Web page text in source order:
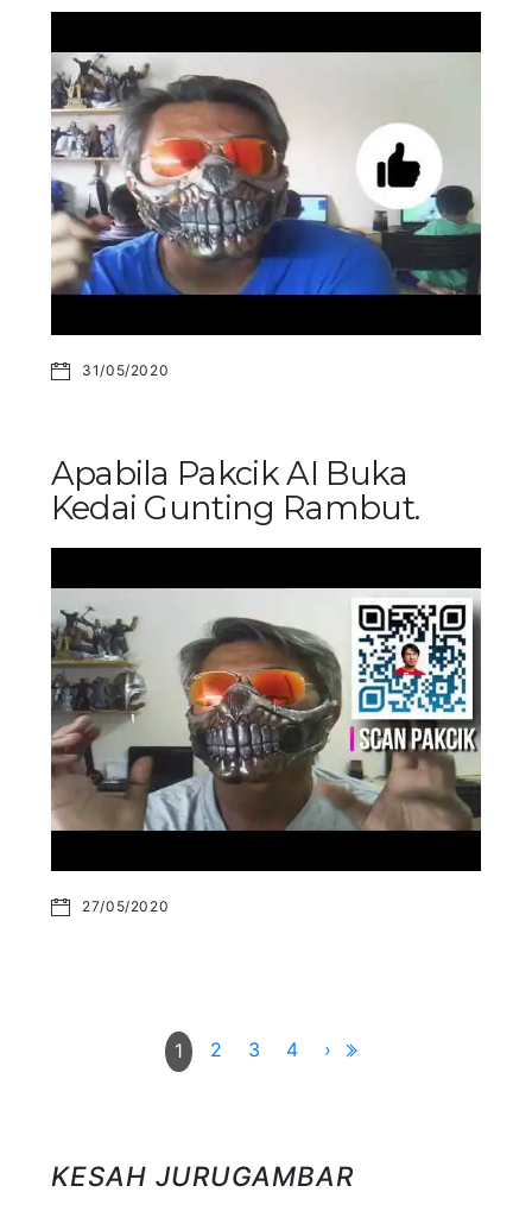
31/05/2020
Apabila Pakcik AI Buka
Kedai Gunting Rambut.
27/05/2020
1 2 3 4 ›
KESAH JURUGAMBAR